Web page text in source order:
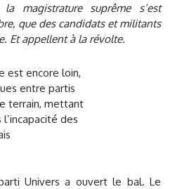
magistrature suprême s’est
que des candidats et militants
Et appellent à la révolte.
Univers a ouvert le bal. Le